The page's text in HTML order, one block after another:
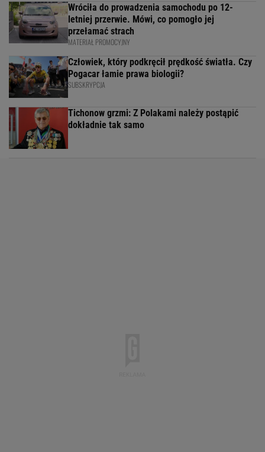
Wróciła do prowadzenia samochodu po 12-
letniej przerwie. Mówi, co pomogło jej
przełamać strach
MATERIAŁ PROMOCYJNY
Człowiek, który podkręcił prędkość światła. Czy
Pogacar łamie prawa biologii?
SUBSKRYPCJA
Tichonow grzmi: Z Polakami należy postąpić
dokładnie tak samo